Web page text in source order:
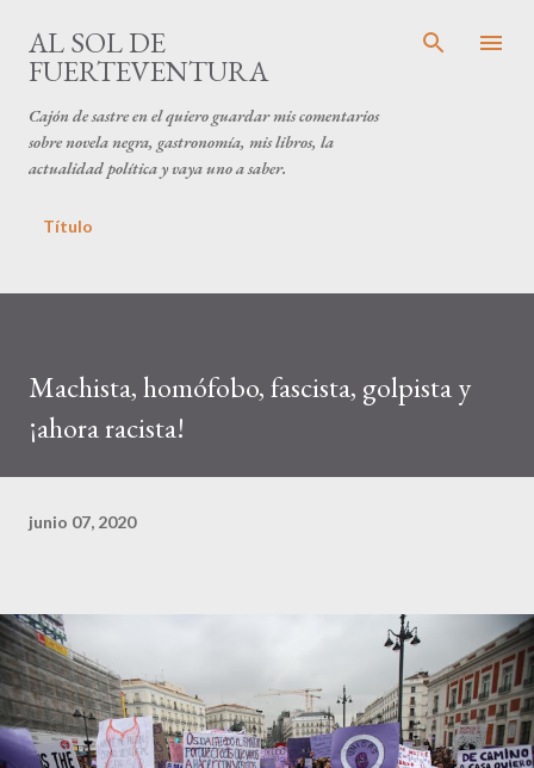
AL SOL DE
FUERTEVENTURA
Cajón de sastre en el quiero guardar mis comentarios
sobre novela negra, gastronomía, mis libros, la
actualidad política y vaya uno a saber.
Título
Machista, homófobo, fascista, golpista y
¡ahora racista!
junio 07, 2020